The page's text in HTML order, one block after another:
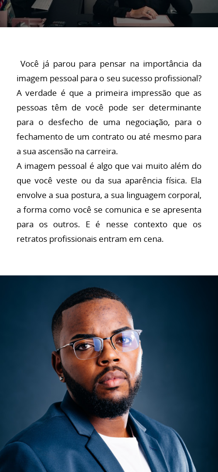
Você já parou para pensar na importância da
imagem pessoal para o seu sucesso profissional?
A verdade é que a primeira impressão que as
pessoas têm de você pode ser determinante
para o desfecho de uma negociação, para o
fechamento de um contrato ou até mesmo para
a sua ascensão na carreira.
A imagem pessoal é algo que vai muito além do
que você veste ou da sua aparência física. Ela
envolve a sua postura, a sua linguagem corporal,
a forma como você se comunica e se apresenta
para os outros. E é nesse contexto que os
retratos profissionais entram em cena.